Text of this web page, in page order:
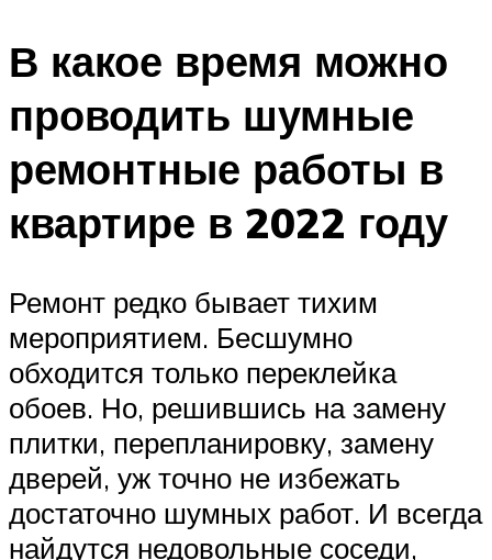
В какое время можно
проводить шумные
ремонтные работы в
квартире в 2022 году
Ремонт редко бывает тихим
мероприятием. Бесшумно
обходится только переклейка
обоев. Но, решившись на замену
плитки, перепланировку, замену
дверей, уж точно не избежать
достаточно шумных работ. И всегда
найдутся недовольные соседи,